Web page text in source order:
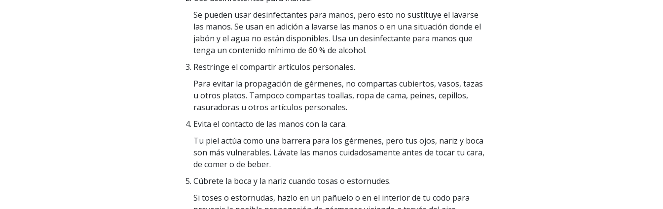
Se pueden usar desinfectantes para manos, pero esto no sustituye el lavarse
las manos. Se usan en adición a lavarse las manos o en una situación donde el
jabón y el agua no están disponibles. Usa un desinfectante para manos que
tenga un contenido mínimo de 60 % de alcohol.
Restringe el compartir artículos personales.
Para evitar la propagación de gérmenes, no compartas cubiertos, vasos, tazas
u otros platos. Tampoco compartas toallas, ropa de cama, peines, cepillos,
rasuradoras u otros artículos personales.
Evita el contacto de las manos con la cara.
Tu piel actúa como una barrera para los gérmenes, pero tus ojos, nariz y boca
son más vulnerables. Lávate las manos cuidadosamente antes de tocar tu cara,
de comer o de beber.
Cúbrete la boca y la nariz cuando tosas o estornudes.
Si toses o estornudas, hazlo en un pañuelo o en el interior de tu codo para